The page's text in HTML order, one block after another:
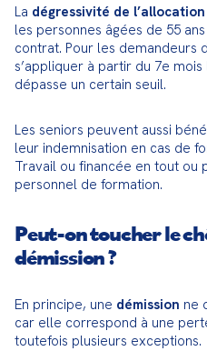
La dégressivité de
les personnes âgées de 55
contrat. Pour les demandeurs
s’appliquer à partir du 7e
dépasse un certain seuil.
Les seniors peuvent aussi
leur indemnisation en cas de
Travail ou financée en tout ou
personnel de formation.
Peut-on toucher le
démission ?
En principe, une démission ne
car elle correspond à une
toutefois plusieurs exceptions.